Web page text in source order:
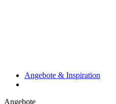
Angebote & Inspiration
Angebote